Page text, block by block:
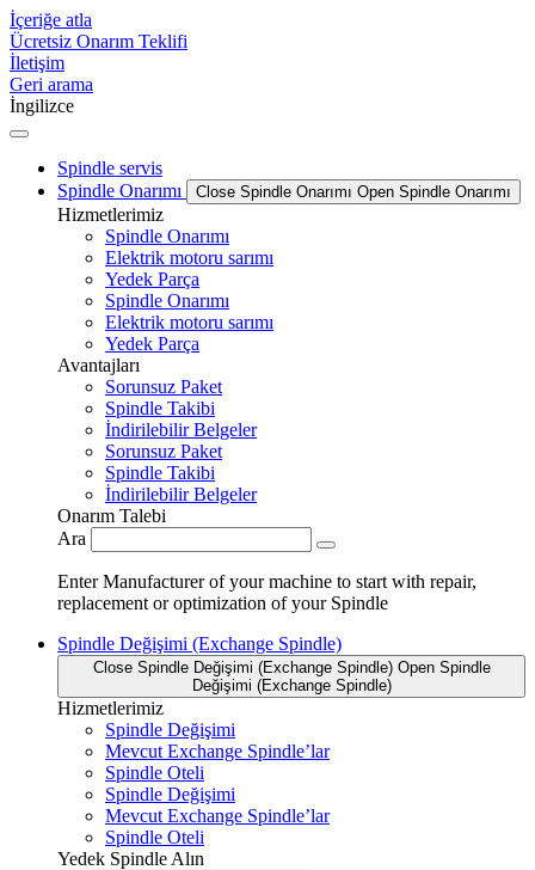
İçeriğe atla
Ücretsiz Onarım Teklifi
İletişim
Geri arama
İngilizce
Spindle servis
Spindle Onarımı
Close Spindle Onarımı Open Spindle Onarımı
Hizmetlerimiz
Spindle Onarımı
Elektrik motoru sarımı
Yedek Parça
Spindle Onarımı
Elektrik motoru sarımı
Yedek Parça
Avantajları
Sorunsuz Paket
Spindle Takibi
İndirilebilir Belgeler
Sorunsuz Paket
Spindle Takibi
İndirilebilir Belgeler
Onarım Talebi
Ara
Enter Manufacturer of your machine to start with repair,
replacement or optimization of your Spindle
Spindle Değişimi (Exchange Spindle)
Close Spindle Değişimi (Exchange Spindle) Open Spindle
Değişimi (Exchange Spindle)
Hizmetlerimiz
Spindle Değişimi
Mevcut Exchange Spindle’lar
Spindle Oteli
Spindle Değişimi
Mevcut Exchange Spindle’lar
Spindle Oteli
Yedek Spindle Alın